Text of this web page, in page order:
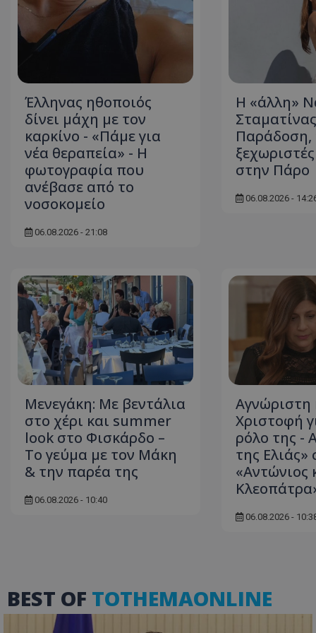
Έλληνας ηθοποιός
δίνει μάχη με τον
καρκίνο - «Πάμε για
νέα θεραπεία» - Η
φωτογραφία που
ανέβασε από το
νοσοκομείο
06.08.2026 - 21:08
Η «άλλη»
Παράδοση,
στην Πάρο
06.08.2026 -
Μενεγάκη: Με βεντάλια
στο χέρι και summer
look στο Φισκάρδο –
Το γεύμα με τον Μάκη
& την παρέα της
06.08.2026 - 10:40
Αγνώριστη
Χριστοφή
ρόλο της -
της Ελιάς»
«Αντώνιος
06.08.2026 -
BEST OF TOTHEMAONLINE
ASP.NET_SessionId
ASP.NET_SessionId
msToken